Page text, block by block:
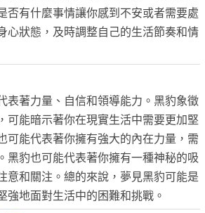
否有什麼事情讓你感到不安或者需要處
心狀態，及時調整自己的生活節奏和情
表著力量、自信和領導能力。黑豹象徵
可能暗示著你在現實生活中需要更加堅
可能代表著你擁有強大的內在力量，需
黑豹也可能代表著你擁有一種神秘的吸
意和關注。總的來說，夢見黑豹可能是
強地面對生活中的困難和挑戰。